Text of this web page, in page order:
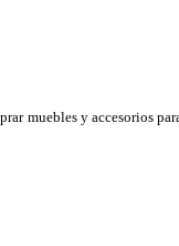
muebles y accesorios